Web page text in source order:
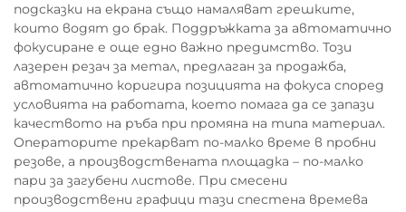
подсказки на екрана също намаляват грешките,
които водят до брак. Поддръжката за автоматично
фокусиране е още едно важно предимство. Този
лазерен резач за метал, предлаган за продажба,
автоматично коригира позицията на фокуса според
условията на работата, което помага да се запази
качеството на ръба при промяна на типа материал.
Операторите прекарват по-малко време в пробни
резове, а производствената площадка – по-малко
пари за загубени листове. При смесени
производствени графици тази спестена времева